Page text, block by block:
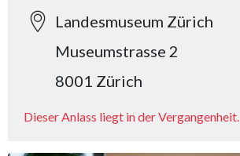
Landesmuseum Zürich
Museumstrasse 2
8001 Zürich
Dieser Anlass liegt in der Vergangenheit.